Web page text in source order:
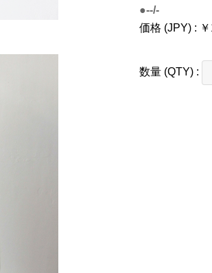
●--/-
価格 (JPY) :
数量 (QTY) :